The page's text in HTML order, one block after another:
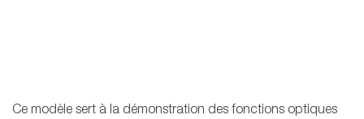
Ce modèle sert à la démonstration des fonctions optiques